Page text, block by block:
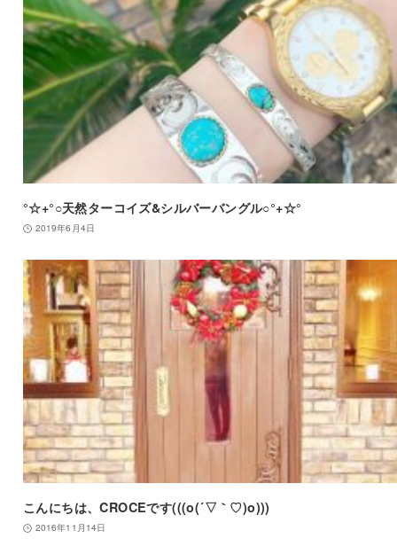
°☆+°○天然ターコイズ&シルバーバングル○°+☆°
2019年6月4日
こんにちは、CROCEです(((o(´▽｀♡)o)))
2016年11月14日